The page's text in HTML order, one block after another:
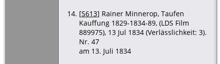
[S613] Rainer Minnerop, Taufen
Kauffung 1829-1834-89, (LDS Film
889975), 13 Jul 1834 (Verlässlichkeit: 3).
Nr. 47
am 13. Juli 1834